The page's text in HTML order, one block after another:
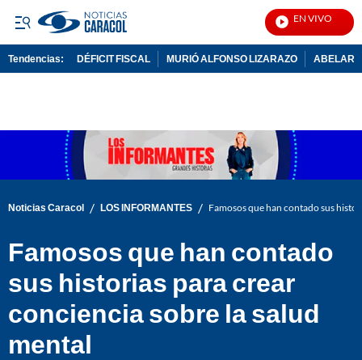
EN VIVO
Tendencias: DÉFICIT FISCAL MURIÓ ALFONSO LIZARAZO
Noticias Caracol / LOS INFORMANTES / Famosos que han contado sus
Famosos que han contado
sus historias para crear
conciencia sobre la salud
mental